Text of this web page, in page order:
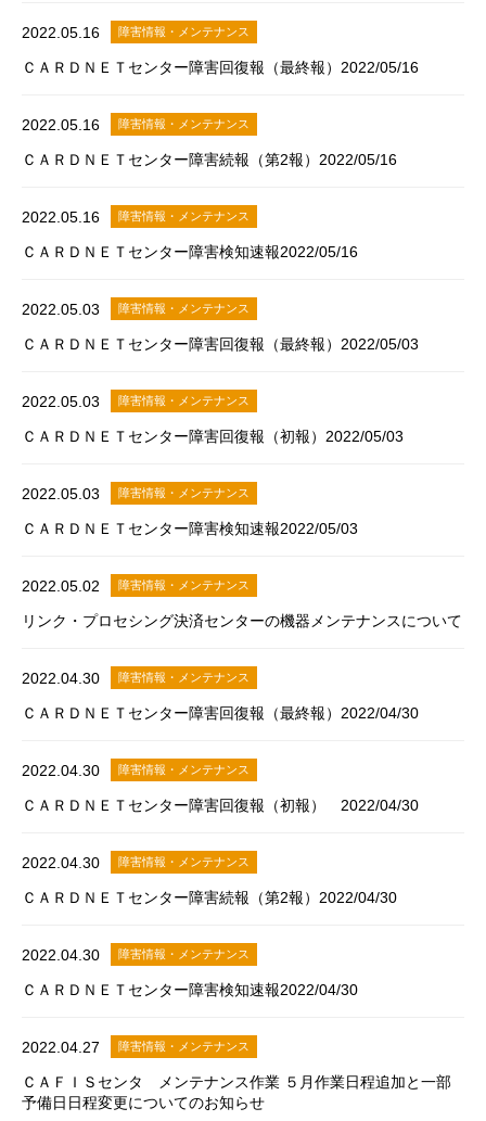
2022.05.16 障害情報・メンテナンス
ＣＡＲＤＮＥＴセンター障害回復報（最終報）2022/05/16
2022.05.16 障害情報・メンテナンス
ＣＡＲＤＮＥＴセンター障害続報（第2報）2022/05/16
2022.05.16 障害情報・メンテナンス
ＣＡＲＤＮＥＴセンター障害検知速報2022/05/16
2022.05.03 障害情報・メンテナンス
ＣＡＲＤＮＥＴセンター障害回復報（最終報）2022/05/03
2022.05.03 障害情報・メンテナンス
ＣＡＲＤＮＥＴセンター障害回復報（初報）2022/05/03
2022.05.03 障害情報・メンテナンス
ＣＡＲＤＮＥＴセンター障害検知速報2022/05/03
2022.05.02 障害情報・メンテナンス
リンク・プロセシング決済センターの機器メンテナンスについて
2022.04.30 障害情報・メンテナンス
ＣＡＲＤＮＥＴセンター障害回復報（最終報）2022/04/30
2022.04.30 障害情報・メンテナンス
ＣＡＲＤＮＥＴセンター障害回復報（初報） 2022/04/30
2022.04.30 障害情報・メンテナンス
ＣＡＲＤＮＥＴセンター障害続報（第2報）2022/04/30
2022.04.30 障害情報・メンテナンス
ＣＡＲＤＮＥＴセンター障害検知速報2022/04/30
2022.04.27 障害情報・メンテナンス
ＣＡＦＩＳセンタ メンテナンス作業 ５月作業日程追加と一部
予備日日程変更についてのお知らせ